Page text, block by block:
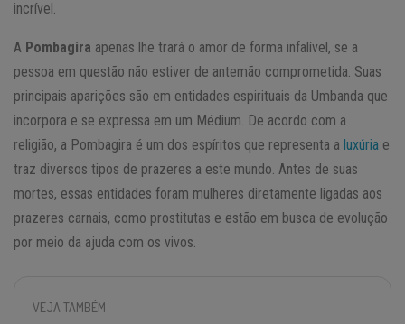
incrível.
A Pombagira apenas lhe trará o amor de forma infalível, se a
pessoa em questão não estiver de antemão comprometida. Suas
principais aparições são em entidades espirituais da Umbanda que
incorpora e se expressa em um Médium. De acordo com a
religião, a Pombagira é um dos espíritos que representa a luxúria e
traz diversos tipos de prazeres a este mundo. Antes de suas
mortes, essas entidades foram mulheres diretamente ligadas aos
prazeres carnais, como prostitutas e estão em busca de evolução
por meio da ajuda com os vivos.
VEJA TAMBÉM